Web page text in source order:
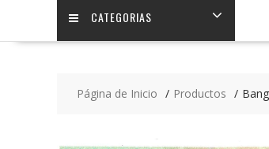
CATEGORIAS
Página de Inicio Productos